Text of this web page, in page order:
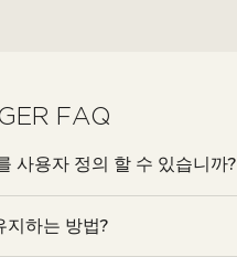
FAQ
사용자 정의 할 수 있습니까?
지하는 방법?